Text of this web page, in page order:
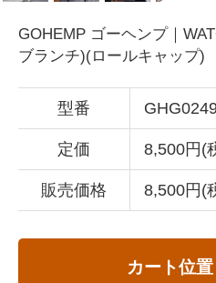
GOHEMP ゴーヘンプ｜
ブランチ)(ロールキャップ)
型番
定価 8,500円(
販売価格 8,500円(
カート位